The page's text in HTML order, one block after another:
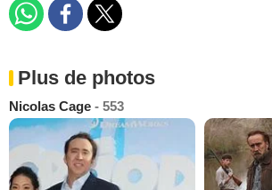
Plus de photos
Nicolas Cage - 553